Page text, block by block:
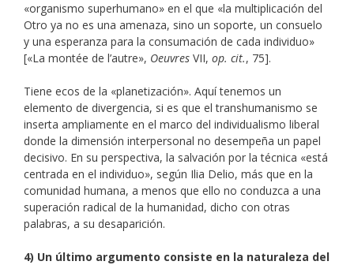
«organismo superhumano» en el que «la multiplicación del
Otro ya no es una amenaza, sino un soporte, un consuelo
y una esperanza para la consumación de cada individuo»
[«La montée de l’autre», Oeuvres VII, op. cit., 75].
Tiene ecos de la «planetización». Aquí tenemos un
elemento de divergencia, si es que el transhumanismo se
inserta ampliamente en el marco del individualismo liberal
donde la dimensión interpersonal no desempeña un papel
decisivo. En su perspectiva, la salvación por la técnica «está
centrada en el individuo», según Ilia Delio, más que en la
comunidad humana, a menos que ello no conduzca a una
superación radical de la humanidad, dicho con otras
palabras, a su desaparición.
4) Un último argumento consiste en la naturaleza del